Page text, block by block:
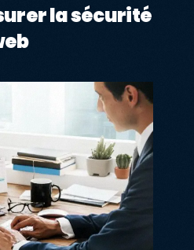
la sécurité